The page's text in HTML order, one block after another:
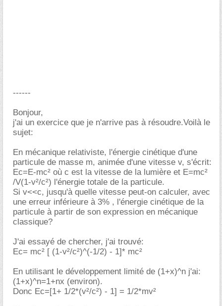
------
Bonjour,
j'ai un exercice que je n'arrive pas à résoudre.Voilà le
sujet:
En mécanique relativiste, l'énergie cinétique d'une
particule de masse m, animée d'une vitesse v, s'écrit:
Ec=E-mc² où c est la vitesse de la lumière et E=mc²
/V(1-v²/c²) l'énergie totale de la particule.
Si v<<c, jusqu'à quelle vitesse peut-on calculer, avec
une erreur inférieure à 3% , l'énergie cinétique de la
particule à partir de son expression en mécanique
classique?
J'ai essayé de chercher, j'ai trouvé:
Ec= mc² [ (1-v²/c²)^(-1/2) - 1]* mc²
En utilisant le développement limité de (1+x)^n j'ai:
(1+x)^n=1+nx (environ).
Donc Ec=[1+ 1/2*(v²/c²) - 1] = 1/2*mv²